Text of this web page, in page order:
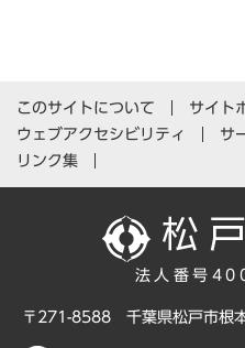
このサイトについて
サイト
ウェブアクセシビリティ
サ
リンク集
法人番号
〒271-8588 千葉県松戸市根